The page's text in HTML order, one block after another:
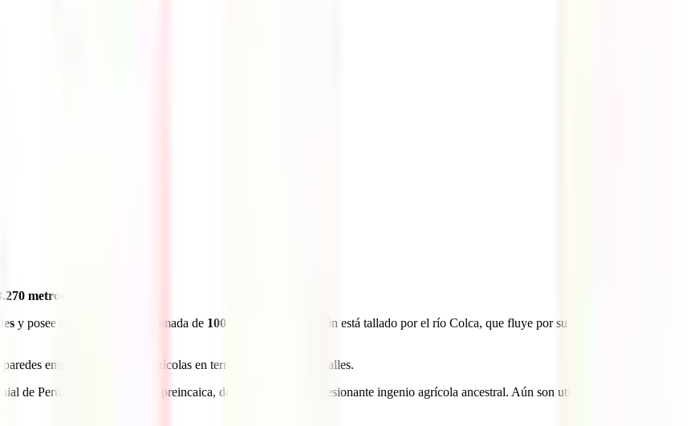
metros
y posee una aproximada de 100 kilómetros
. El cañón está tallado por el río Colca, que fluye por su parte más profunda,
empinadas, campos agrícolas en terrazas y pintorescos valles.
de Perú. Datan de la época preincaica, demostrando un impresionante ingenio agrícola ancestral. Aún son utilizadas por los